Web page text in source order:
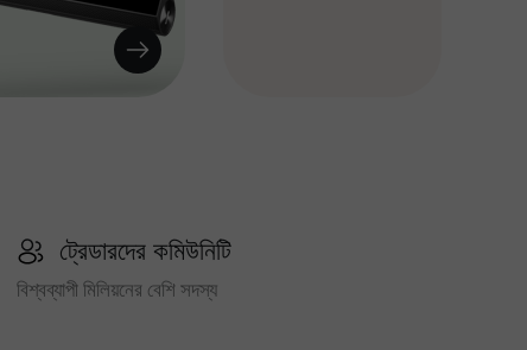
ট্রেডারদের কমিউনিটি
বিশ্বব্যাপী মিলিয়নের বেশি সদস্য